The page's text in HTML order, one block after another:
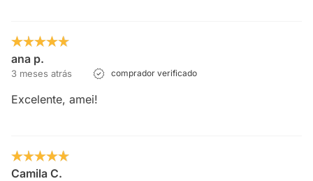
ana p.
3 meses atrás comprador verificado
Excelente, amei!
Camila C.